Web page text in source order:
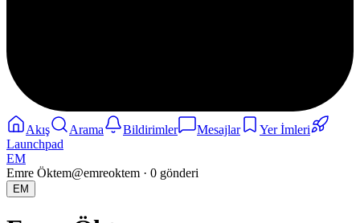
Akış Arama Bildirimler Mesajlar
Yer İmleri
Launchpad
EM
Emre Öktem@emreoktem · 0 gönderi
EM